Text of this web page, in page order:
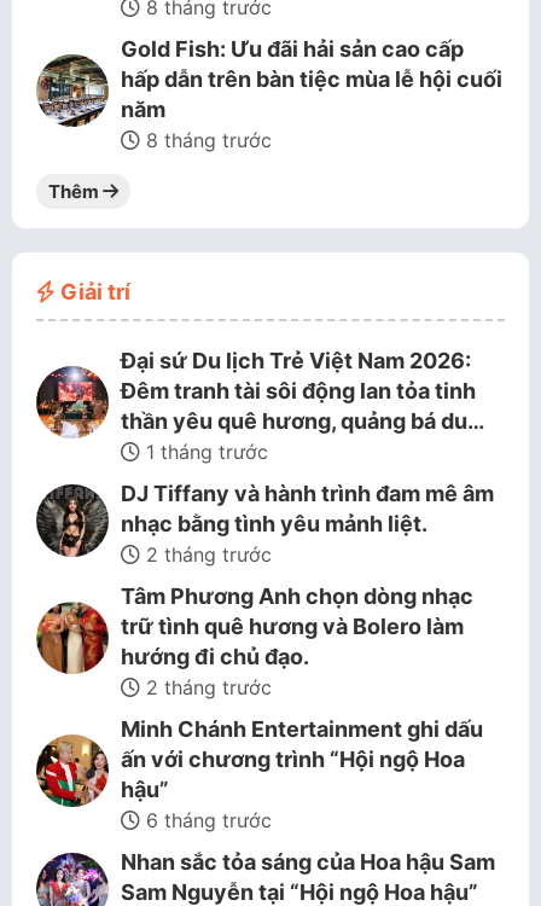
8 tháng trước
Gold Fish: Ưu đãi hải sản cao cấp
hấp dẫn trên bàn tiệc mùa lễ hội cuối
năm
8 tháng trước
Thêm
Giải trí
Đại sứ Du lịch Trẻ Việt Nam 2026:
Đêm tranh tài sôi động lan tỏa tinh
thần yêu quê hương, quảng bá du…
1 tháng trước
DJ Tiffany và hành trình đam mê âm
nhạc bằng tình yêu mảnh liệt.
2 tháng trước
Tâm Phương Anh chọn dòng nhạc
trữ tình quê hương và Bolero làm
hướng đi chủ đạo.
2 tháng trước
Minh Chánh Entertainment ghi dấu
ấn với chương trình “Hội ngộ Hoa
hậu”
6 tháng trước
Nhan sắc tỏa sáng của Hoa hậu Sam
Sam Nguyễn tại “Hội ngộ Hoa hậu”